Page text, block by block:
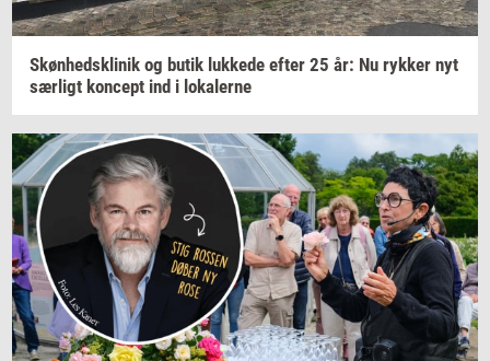
Skøn­heds­kli­nik og butik luk­ke­de efter 25 år: Nu ryk­ker nyt
sær­ligt kon­cept ind i lo­ka­ler­ne